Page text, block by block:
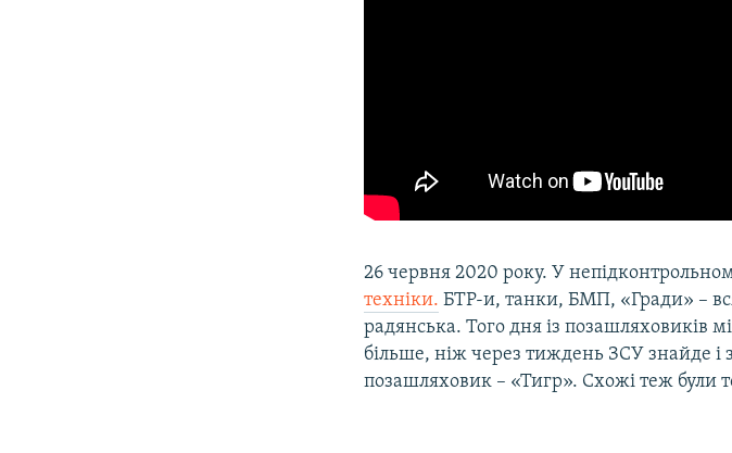
26 червня 2020 року. У
техніки. БТР-и, танки, БМП, «Гради» –
радянська. Того дня із позашляховиків
більше, ніж через тиждень ЗСУ знайде
позашляховик – «Тигр». Схожі теж були